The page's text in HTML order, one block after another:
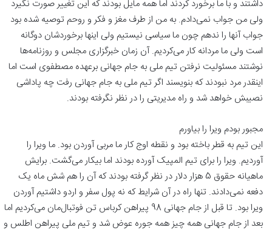
داشتند و با ما برخورد کردند اما همه مایل بودند که این تغییر صورت نگیرد
ولی من جواب نمی‌دادم. به من از طرف مغز و فکر و روحم توصیه شده بود
جواب آنها را ندهم چون ما سیاسی نیستیم ولی اینها برخوردشان دوگانه
است ولی ما مردانه کار می‌کردیم. آن زمان خبرگزاری مجلس و روزنامه‌ها
نوشتند مسئولیت نرفتن تیم ملی به جام جهانی برعهده مصطفوی است اما
اینقدر مرد نبودند که بنویسند اگر تیم ملی به جام جهانی رفت چه پاداشی
نصیبش خواهد شد و راه مدیریتی را در نظر نگرفته بودند.
مجبور بودم ویرا را بیاورم
این تیم به قطر باخته بود و نقطه اوج کار ما مربی آوردن بود. ما ویرا را
آوردیم. ویرا را برای تیم المپیک آورده بودند اما بیکار می‌گشت. برایش
ماهیانه حقوق 5 هزار دلار در نظر گرفته بودند که آن را هم شش ماه یک
دفعه نمی‌دادند. تنها راه در آن شرایط که نه پول سفر و اردو داشتیم آوردن
ویرا بود. تا قبل از جام جهانی 98 پیراهن کرباس تن فوتبال‌مان می‌کردیم اما
بعد از جام جهانی همه چیز همه جوره عوض شد و تیم ملی پیراهن اطلس و